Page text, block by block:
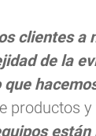
clientes a
de la
productos